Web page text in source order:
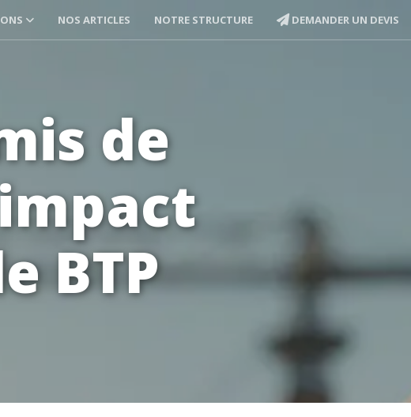
NOS ARTICLES NOTRE STRUCTURE DEMANDER UN DEVIS
de
BTP